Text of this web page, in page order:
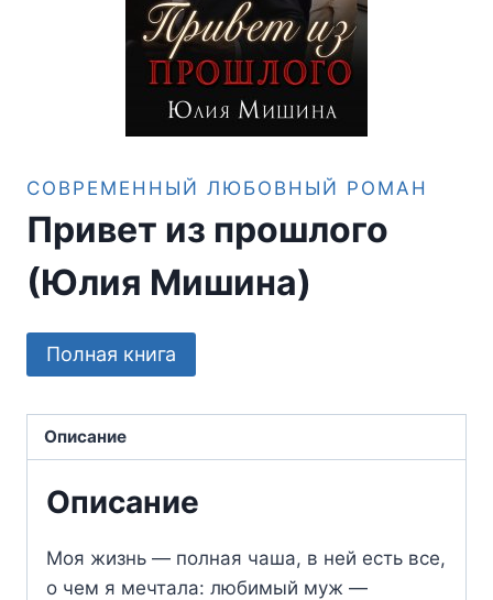
СОВРЕМЕННЫЙ ЛЮБОВНЫЙ РОМАН
Привет из прошлого
(Юлия Мишина)
Полная книга
Описание
Описание
Моя жизнь — полная чаша, в ней есть все,
о чем я мечтала: любимый муж —